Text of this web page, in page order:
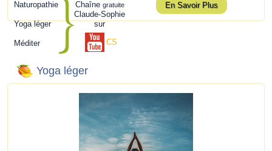
Naturopathie
Yoga léger
Méditer
Chaîne gratuite
Claude-Sophie
sur
CS
En Savoir Plus
Yoga léger